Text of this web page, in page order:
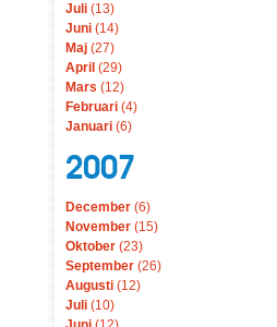
Juli (13)
Juni (14)
Maj (27)
April (29)
Mars (12)
Februari (4)
Januari (6)
2007
December (6)
November (15)
Oktober (23)
September (26)
Augusti (12)
Juli (10)